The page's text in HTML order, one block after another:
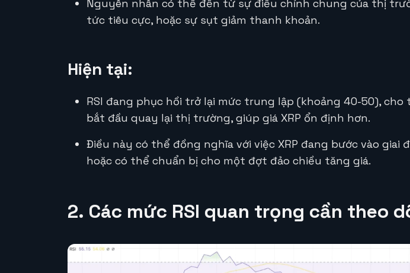
Nguyên nhân có thể đến từ sự điều chỉnh chung của thị
tức tiêu cực, hoặc sự sụt giảm thanh khoản.
Hiện tại:
RSI đang phục hồi trở lại mức trung lập (khoảng 40-50), cho
bắt đầu quay lại thị trường, giúp giá XRP ổn định hơn.
Điều này có thể đồng nghĩa với việc XRP đang bước vào giai
hoặc có thể chuẩn bị cho một đợt đảo chiều tăng giá.
2. Các mức RSI quan trọng cần theo